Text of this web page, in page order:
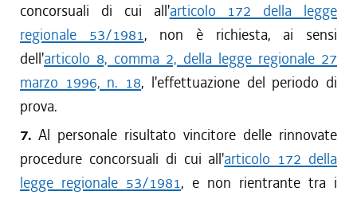
concorsuali di cui all'articolo 172 della legge
regionale 53/1981, non è richiesta, ai sensi
dell'articolo 8, comma 2, della legge regionale 27
marzo 1996, n. 18, l'effettuazione del periodo di
prova.
7. Al personale risultato vincitore delle rinnovate
procedure concorsuali di cui all'articolo 172 della
legge regionale 53/1981, e non rientrante tra i